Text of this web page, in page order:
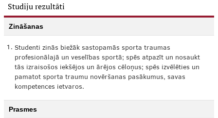
Studiju rezultāti
Zināšanas
1. Studenti zinās biežāk sastopamās sporta traumas
profesionālajā un veselības sportā; spēs atpazīt un nosaukt
tās izraisošos iekšējos un ārējos cēloņus; spēs izvēlēties un
pamatot sporta traumu novēršanas pasākumus, savas
kompetences ietvaros.
Prasmes